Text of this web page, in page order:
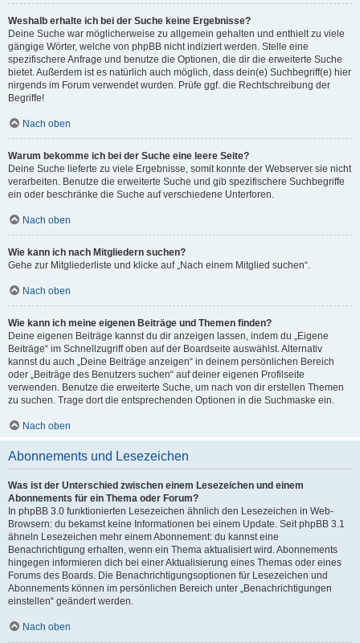
Weshalb erhalte ich bei der Suche keine Ergebnisse?
Deine Suche war möglicherweise zu allgemein gehalten und enthielt zu viele
gängige Wörter, welche von phpBB nicht indiziert werden. Stelle eine
spezifischere Anfrage und benutze die Optionen, die dir die erweiterte Suche
bietet. Außerdem ist es natürlich auch möglich, dass dein(e) Suchbegriff(e) hier
nirgends im Forum verwendet wurden. Prüfe ggf. die Rechtschreibung der
Begriffe!
Nach oben
Warum bekomme ich bei der Suche eine leere Seite?
Deine Suche lieferte zu viele Ergebnisse, somit konnte der Webserver sie nicht
verarbeiten. Benutze die erweiterte Suche und gib spezifischere Suchbegriffe
ein oder beschränke die Suche auf verschiedene Unterforen.
Nach oben
Wie kann ich nach Mitgliedern suchen?
Gehe zur Mitgliederliste und klicke auf „Nach einem Mitglied suchen“.
Nach oben
Wie kann ich meine eigenen Beiträge und Themen finden?
Deine eigenen Beiträge kannst du dir anzeigen lassen, indem du „Eigene
Beiträge“ im Schnellzugriff oben auf der Boardseite auswählst. Alternativ
kannst du auch „Deine Beiträge anzeigen“ in deinem persönlichen Bereich
oder „Beiträge des Benutzers suchen“ auf deiner eigenen Profilseite
verwenden. Benutze die erweiterte Suche, um nach von dir erstellen Themen
zu suchen. Trage dort die entsprechenden Optionen in die Suchmaske ein.
Nach oben
Abonnements und Lesezeichen
Was ist der Unterschied zwischen einem Lesezeichen und einem
Abonnements für ein Thema oder Forum?
In phpBB 3.0 funktionierten Lesezeichen ähnlich den Lesezeichen in Web-
Browsern: du bekamst keine Informationen bei einem Update. Seit phpBB 3.1
ähneln Lesezeichen mehr einem Abonnement: du kannst eine
Benachrichtigung erhalten, wenn ein Thema aktualisiert wird. Abonnements
hingegen informieren dich bei einer Aktualisierung eines Themas oder eines
Forums des Boards. Die Benachrichtigungsoptionen für Lesezeichen und
Abonnements können im persönlichen Bereich unter „Benachrichtigungen
einstellen“ geändert werden.
Nach oben